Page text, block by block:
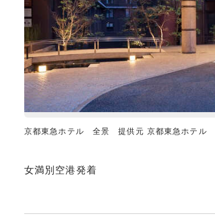
京都東急ホテル 全景 提供元 京都東急ホテル
女満別空港発着